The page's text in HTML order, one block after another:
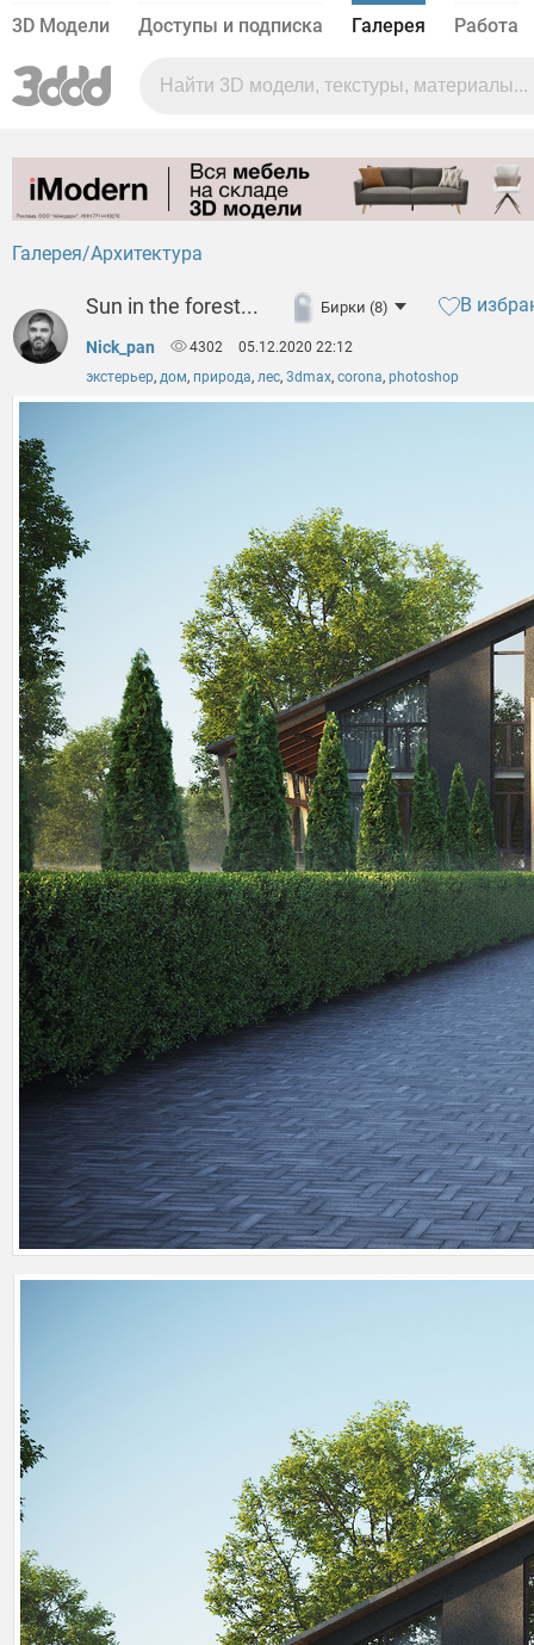
3D Модели Доступы и подписка Галерея Работа
Галерея Архитектура
Sun in the forest... Бирки (8) В
Nick_pan 4302
05.12.2020 22:12
экстерьер, дом, природа, лес, 3dmax, corona, photoshop